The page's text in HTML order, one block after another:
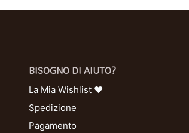
BISOGNO DI AIUTO?
La Mia Wishlist ❤
Spedizione
Pagamento